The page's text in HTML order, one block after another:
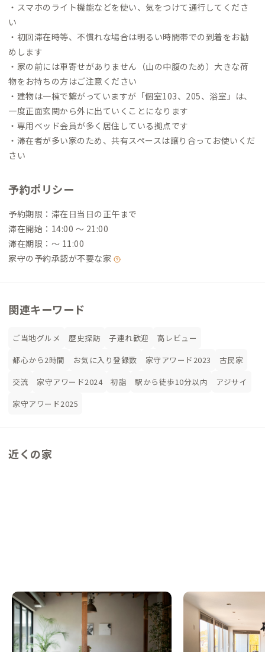
・スマホのライト機能などを使い、気をつけて通行してくださ
い
・初回滞在時等、不慣れな場合は明るい時間帯での到着をお勧
めします
・家の前には車寄せがありません（山の中腹のため）大きな荷
物をお持ちの方はご注意ください
・建物は一棟で繋がっていますが「個室103、205、浴室」は、
一度正面玄関から外に出ていくことになります
・専用ベッド会員が多く居住している拠点です
・滞在者が多い家のため、共有スペースは譲り合ってお使いくだ
さい
予約ポリシー
予約期限：滞在日当日の正午まで
滞在開始：14:00 〜 21:00
滞在期限：〜 11:00
家守の予約承認が不要な家
関連キーワード
ご当地グルメ 歴史探訪 子連れ歓迎
高レビュー
都心から2時間
お気に入り登録数 家守アワード2023
古民家
交流
家守アワード2024 初詣 駅から徒歩10分以内
アジサイ
家守アワード2025
近くの家
逗子B邸
神奈川県 ゲストハウス
【駅徒歩10分】温かみのある空間でゆった
り逗子ライフを
葉山A邸
神奈川県 シェアハウス
【東京駅から60分】
リンリゾートな家